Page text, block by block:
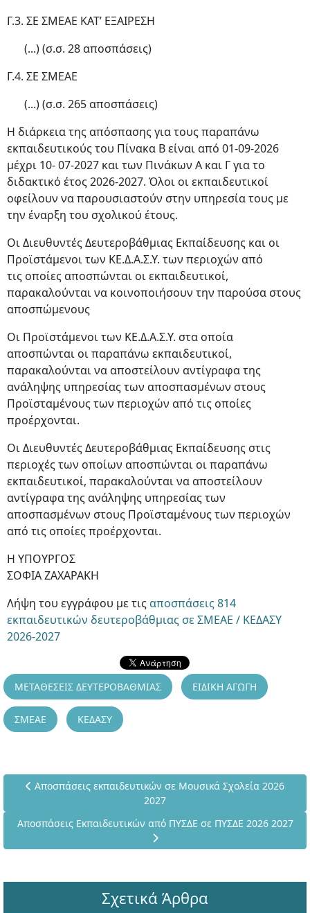
Γ.3. ΣΕ ΣΜΕΑΕ ΚΑΤ’ ΕΞΑΙΡΕΣΗ
(...) (σ.σ. 28 αποσπάσεις)
Γ.4. ΣΕ ΣΜΕΑΕ
(...) (σ.σ. 265 αποσπάσεις)
Η διάρκεια της απόσπασης για τους παραπάνω
εκπαιδευτικούς του Πίνακα Β είναι από 01-09-2026
μέχρι 10- 07-2027 και των Πινάκων Α και Γ για το
διδακτικό έτος 2026-2027. Όλοι οι εκπαιδευτικοί
οφείλουν να παρουσιαστούν στην υπηρεσία τους με
την έναρξη του σχολικού έτους.
Οι Διευθυντές Δευτεροβάθμιας Εκπαίδευσης και οι
Προϊστάμενοι των ΚΕ.Δ.Α.Σ.Υ. των περιοχών από
τις οποίες αποσπώνται οι εκπαιδευτικοί,
παρακαλούνται να κοινοποιήσουν την παρούσα στους
αποσπώμενους
Οι Προϊστάμενοι των ΚΕ.Δ.Α.Σ.Υ. στα οποία
αποσπώνται οι παραπάνω εκπαιδευτικοί,
παρακαλούνται να αποστείλουν αντίγραφα της
ανάληψης υπηρεσίας των αποσπασμένων στους
Προϊσταμένους των περιοχών από τις οποίες
προέρχονται.
Οι Διευθυντές Δευτεροβάθμιας Εκπαίδευσης στις
περιοχές των οποίων αποσπώνται οι παραπάνω
εκπαιδευτικοί, παρακαλούνται να αποστείλουν
αντίγραφα της ανάληψης υπηρεσίας των
αποσπασμένων στους Προϊσταμένους των περιοχών
από τις οποίες προέρχονται.
Η ΥΠΟΥΡΓΟΣ
ΣΟΦΙΑ ΖΑΧΑΡΑΚΗ
Λήψη του εγγράφου με τιςαποσπάσεις 814
εκπαιδευτικών δευτεροβάθμιας σε ΣΜΕΑΕ / ΚΕΔΑΣΥ
2026-2027
ΜΕΤΑΘΕΣΕΙΣ ΔΕΥΤΕΡΟΒΑΘΜΙΑΣ ΕΙΔΙΚΗ ΑΓΩΓΗ
ΣΜΕΑΕ ΚΕΔΑΣΥ
Προηγούμενο άρθρο: Αποσπάσεις εκπαιδευτικών σε
Αποσπάσεις εκπαιδευτικών σε Μουσικά Σχολεία 2026
2027
Επόμενο άρθρο: Αποσπάσεις Εκπαιδευτικών από ΠΥΣΔΕ σε
Αποσπάσεις Εκπαιδευτικών από ΠΥΣΔΕ σε ΠΥΣΔΕ 2026 2027
Σχετικά Άρθρα